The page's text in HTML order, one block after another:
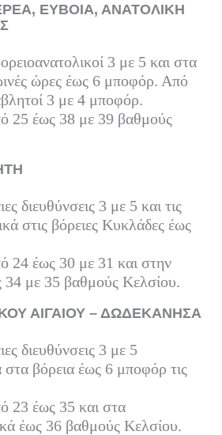
ΕΥΒΟΙΑ, ΑΝΑΤΟΛΙΚΗ
3 με 5 και στα
ώρες έως 6 μποφόρ. Από
3 με 4 μποφόρ.
25 έως 38 με 39 βαθμούς
διευθύνσεις 3 με 5 και τις
στις βόρειες Κυκλάδες έως
24 έως 30 με 31 και στην
34 με 35 βαθμούς Κελσίου.
ΑΙΓΑΙΟΥ – ΔΩΔΕΚΑΝΗΣΑ
διευθύνσεις 3 με 5
στα βόρεια έως 6 μποφόρ τις
23 έως 35 και στα
έως 36 βαθμούς Κελσίου.